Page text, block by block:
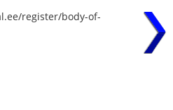
register/body-of-